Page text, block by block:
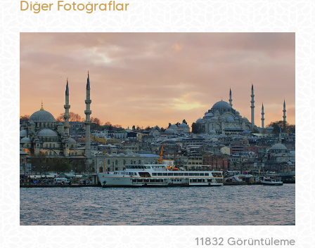
Diğer Fotoğraflar
11832 Görüntüleme